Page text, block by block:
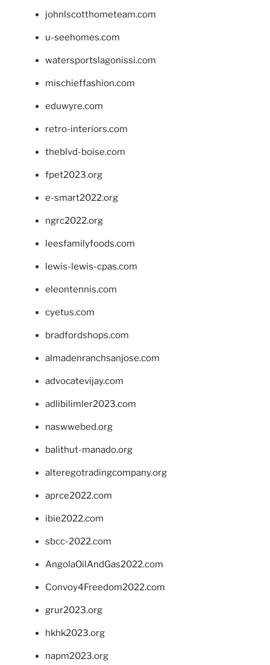
johnlscotthometeam.com
u-seehomes.com
watersportslagonissi.com
mischieffashion.com
eduwyre.com
retro-interiors.com
theblvd-boise.com
fpet2023.org
e-smart2022.org
ngrc2022.org
leesfamilyfoods.com
lewis-lewis-cpas.com
eleontennis.com
cyetus.com
bradfordshops.com
almadenranchsanjose.com
advocatevijay.com
adlibilimler2023.com
naswwebed.org
balithut-manado.org
alteregotradingcompany.org
aprce2022.com
ibie2022.com
sbcc-2022.com
AngolaOilAndGas2022.com
Convoy4Freedom2022.com
grur2023.org
hkhk2023.org
napm2023.org